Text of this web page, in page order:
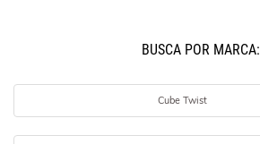
BUSCÁ POR MARCA:
Cube Twist